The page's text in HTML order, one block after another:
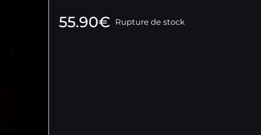
55.90€ Rupture de stock